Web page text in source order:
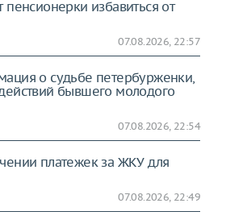
пенсионерки избавиться от
07.08.2026, 22:57
о судьбе петербурженки,
бывшего молодого
07.08.2026, 22:54
платежек за ЖКУ для
07.08.2026, 22:49